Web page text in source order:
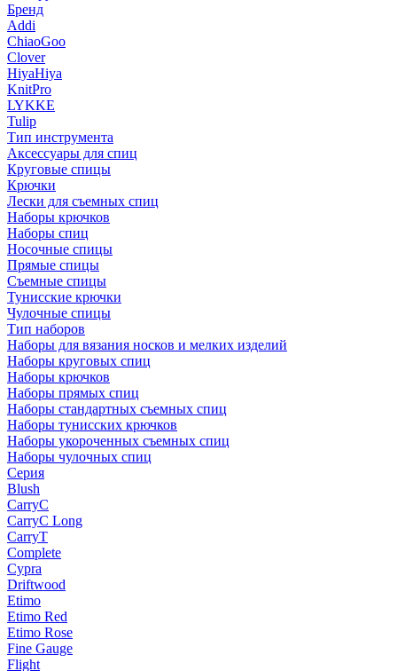
Бренд
Addi
ChiaoGoo
Clover
HiyaHiya
KnitPro
LYKKE
Tulip
Тип инструмента
Аксессуары для спиц
Круговые спицы
Крючки
Лески для съемных спиц
Наборы крючков
Наборы спиц
Носочные спицы
Прямые спицы
Съемные спицы
Тунисские крючки
Чулочные спицы
Тип наборов
Наборы для вязания носков и мелких изделий
Наборы круговых спиц
Наборы крючков
Наборы прямых спиц
Наборы стандартных съемных спиц
Наборы тунисских крючков
Наборы укороченных съемных спиц
Наборы чулочных спиц
Серия
Blush
CarryC
CarryC Long
CarryT
Complete
Cypra
Driftwood
Etimo
Etimo Red
Etimo Rose
Fine Gauge
Flight